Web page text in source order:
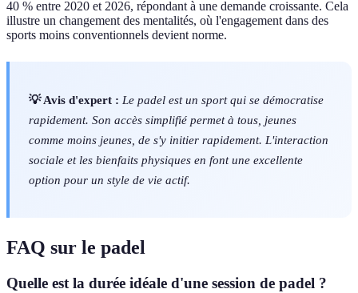
40 % entre 2020 et 2026, répondant à une demande croissante. Cela
illustre un changement des mentalités, où l'engagement dans des
sports moins conventionnels devient norme.
💡 Avis d'expert : Le padel est un sport qui se démocratise
rapidement. Son accès simplifié permet à tous, jeunes
comme moins jeunes, de s'y initier rapidement. L'interaction
sociale et les bienfaits physiques en font une excellente
option pour un style de vie actif.
FAQ sur le padel
Quelle est la durée idéale d'une session de padel ?